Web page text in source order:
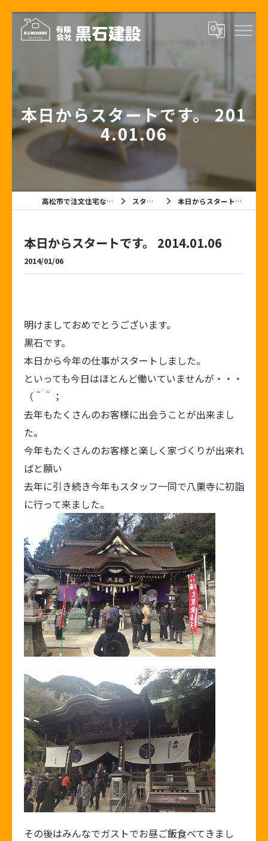
本日からスタートです。 201
4.01.06
高松市で注文住宅なら有限会社黒石建設 スタッフブログ 本日からスタートです。 2014.01.06
本日からスタートです。 2014.01.06
2014/01/06
明けましておめでとうございます。
黒石です。
本日から今年の仕事がスタートしました。
といっても今日はほとんど働いていませんが・・・
（＾＾；
去年もたくさんのお客様に出会うことが出来まし
た。
今年もたくさんのお客様と楽しく家づくりが出来れ
ばと願い
去年に引き続き今年もスタッフ一同で八栗寺に初詣
に行って来ました。
その後はみんなでガストでお昼ご飯食べてきまし